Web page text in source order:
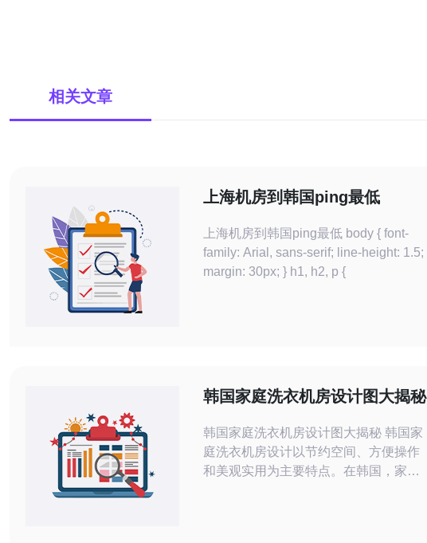
相关文章
上海机房到韩国ping最低
上海机房到韩国ping最低 body { font-
family: Arial, sans-serif; line-height: 1.5;
margin: 30px; } h1, h2, p {
韩国家庭洗衣机房设计图大揭秘
韩国家庭洗衣机房设计图大揭秘 韩国家
庭洗衣机房设计以节约空间、方便操作
和美观实用为主要特点。在韩国，家庭